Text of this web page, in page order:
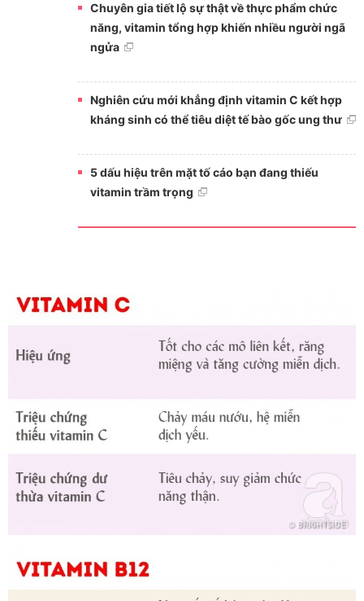
Chuyên gia tiết lộ sự thật về thực phẩm chức
năng, vitamin tổng hợp khiến nhiều người ngã
ngửa
Nghiên cứu mới khẳng định vitamin C kết hợp
kháng sinh có thể tiêu diệt tế bào gốc ung thư
5 dấu hiệu trên mặt tố cáo bạn đang thiếu
vitamin trầm trọng